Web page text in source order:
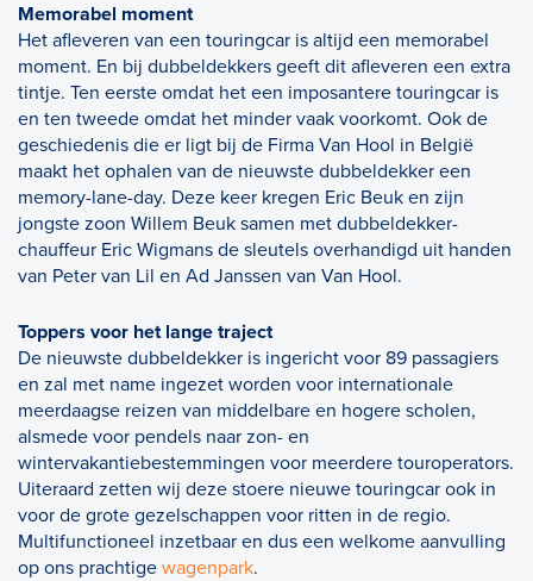
Memorabel moment
Het afleveren van een touringcar is altijd een memorabel
moment. En bij dubbeldekkers geeft dit afleveren een extra
tintje. Ten eerste omdat het een imposantere touringcar is
en ten tweede omdat het minder vaak voorkomt. Ook de
geschiedenis die er ligt bij de Firma Van Hool in België
maakt het ophalen van de nieuwste dubbeldekker een
memory-lane-day. Deze keer kregen Eric Beuk en zijn
jongste zoon Willem Beuk samen met dubbeldekker-
chauffeur Eric Wigmans de sleutels overhandigd uit handen
van Peter van Lil en Ad Janssen van Van Hool.
Toppers voor het lange traject
De nieuwste dubbeldekker is ingericht voor 89 passagiers
en zal met name ingezet worden voor internationale
meerdaagse reizen van middelbare en hogere scholen,
alsmede voor pendels naar zon- en
wintervakantiebestemmingen voor meerdere touroperators.
Uiteraard zetten wij deze stoere nieuwe touringcar ook in
voor de grote gezelschappen voor ritten in de regio.
Multifunctioneel inzetbaar en dus een welkome aanvulling
op ons prachtige wagenpark.